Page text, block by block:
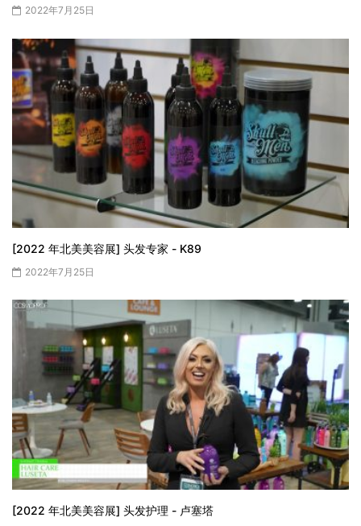
2022年7月25日
[2022 年北美美容展] 头发专家 - K89
2022年7月25日
[2022 年北美美容展] 头发护理 - 卢塞塔